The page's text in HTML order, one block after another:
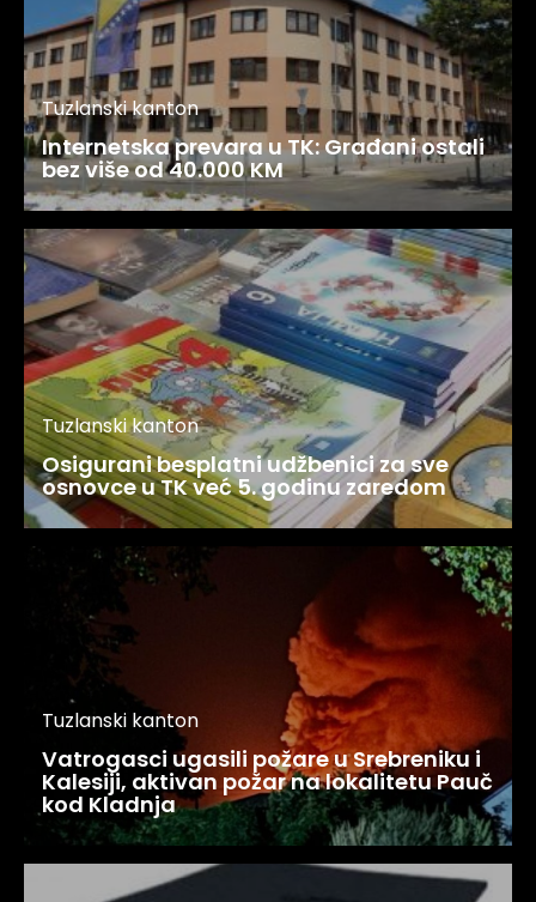
Tuzlanski kanton
Internetska prevara u TK: Građani ostali
bez više od 40.000 KM
Tuzlanski kanton
Osigurani besplatni udžbenici za sve
osnovce u TK već 5. godinu zaredom
Tuzlanski kanton
Vatrogasci ugasili požare u Srebreniku i
Kalesiji, aktivan požar na lokalitetu Pauč
kod Kladnja